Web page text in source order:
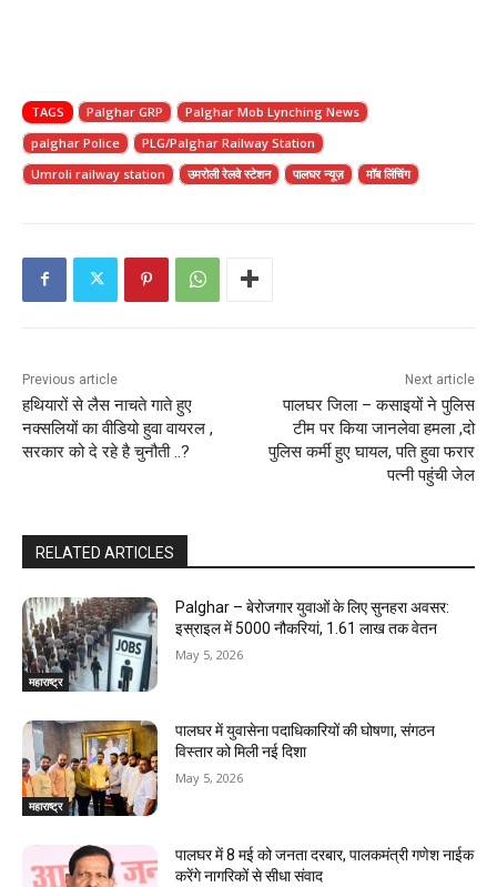
TAGS Palghar GRP
Palghar Mob Lynching News
palghar Police
PLG/Palghar Railway Station
Umroli railway station
उमरोली रेलवे स्टेशन पालघर न्यूज़ मॉब लिंचिंग
Previous article
हथियारों से लैस नाचते गाते हुए
नक्सलियों का वीडियो हुवा वायरल ,
सरकार को दे रहे है चुनौती ..?
Next article
पालघर जिला – कसाइयों ने पुलिस
टीम पर किया जानलेवा हमला ,दो
पुलिस कर्मी हुए घायल, पति हुवा फरार
पत्नी पहुंची जेल
RELATED ARTICLES
महाराष्ट्र
Palghar – बेरोजगार युवाओं के लिए सुनहरा अवसर:
इस्राइल में 5000 नौकरियां, ₹1.61 लाख तक वेतन
May 5, 2026
महाराष्ट्र
पालघर में युवासेना पदाधिकारियों की घोषणा, संगठन
विस्तार को मिली नई दिशा
May 5, 2026
पालघर में 8 मई को जनता दरबार, पालकमंत्री गणेश नाईक
करेंगे नागरिकों से सीधा संवाद